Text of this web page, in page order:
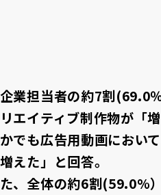
業担当者の約7割(69.0
エイティブ制作物が「増
でも広告用動画におい
えた」と回答。
、全体の約6割(59.0%